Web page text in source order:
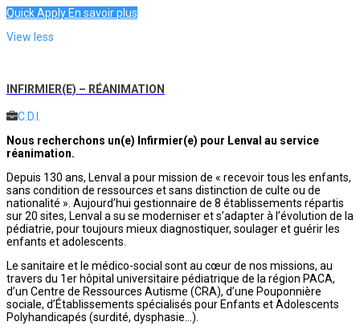
Quick Apply En savoir plus
View less
INFIRMIER(E) – RÉANIMATION
C.D.I.
Nous recherchons un(e) Infirmier(e) pour Lenval au service
réanimation.
Depuis 130 ans, Lenval a pour mission de « recevoir tous les enfants,
sans condition de ressources et sans distinction de culte ou de
nationalité ». Aujourd’hui gestionnaire de 8 établissements répartis
sur 20 sites, Lenval a su se moderniser et s’adapter à l’évolution de la
pédiatrie, pour toujours mieux diagnostiquer, soulager et guérir les
enfants et adolescents.
Le sanitaire et le médico-social sont au cœur de nos missions, au
travers du 1er hôpital universitaire pédiatrique de la région PACA,
d’un Centre de Ressources Autisme (CRA), d’une Pouponnière
sociale, d’Établissements spécialisés pour Enfants et Adolescents
Polyhandicapés (surdité, dysphasie…).